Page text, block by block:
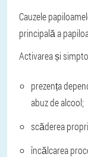
Cauzele
principală a
Activarea și
prezența
abuz de alcool;
scăderea
încălcarea